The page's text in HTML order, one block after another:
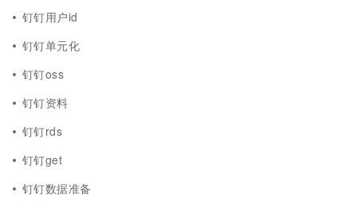
钉钉用户id
钉钉单元化
钉钉oss
钉钉资料
钉钉rds
钉钉get
钉钉数据准备